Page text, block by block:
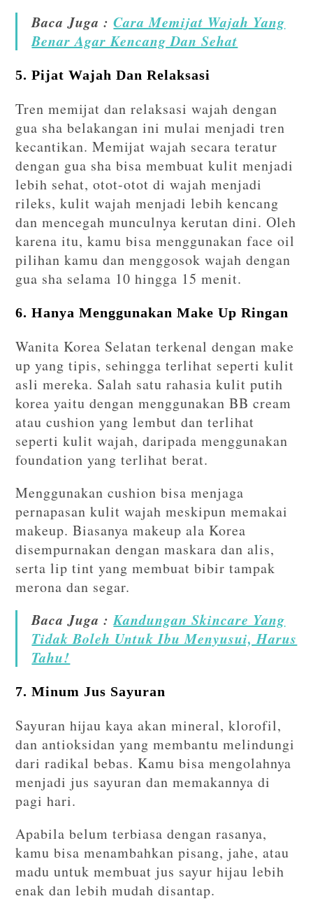
Baca Juga :Cara Memijat Wajah Yang
Benar Agar Kencang Dan Sehat
5. Pijat Wajah Dan Relaksasi
Tren memijat dan relaksasi wajah dengan
gua sha belakangan ini mulai menjadi tren
kecantikan. Memijat wajah secara teratur
dengan gua sha bisa membuat kulit menjadi
lebih sehat, otot-otot di wajah menjadi
rileks, kulit wajah menjadi lebih kencang
dan mencegah munculnya kerutan dini. Oleh
karena itu, kamu bisa menggunakan face oil
pilihan kamu dan menggosok wajah dengan
gua sha selama 10 hingga 15 menit.
6. Hanya Menggunakan Make Up Ringan
Wanita Korea Selatan terkenal dengan make
up yang tipis, sehingga terlihat seperti kulit
asli mereka. Salah satu rahasia kulit putih
korea yaitu dengan menggunakan BB cream
atau cushion yang lembut dan terlihat
seperti kulit wajah, daripada menggunakan
foundation yang terlihat berat.
Menggunakan cushion bisa menjaga
pernapasan kulit wajah meskipun memakai
makeup. Biasanya makeup ala Korea
disempurnakan dengan maskara dan alis,
serta lip tint yang membuat bibir tampak
merona dan segar.
Baca Juga :Kandungan Skincare Yang
Tidak Boleh Untuk Ibu Menyusui, Harus
Tahu!
7. Minum Jus Sayuran
Sayuran hijau kaya akan mineral, klorofil,
dan antioksidan yang membantu melindungi
dari radikal bebas. Kamu bisa mengolahnya
menjadi jus sayuran dan memakannya di
pagi hari.
Apabila belum terbiasa dengan rasanya,
kamu bisa menambahkan pisang, jahe, atau
madu untuk membuat jus sayur hijau lebih
enak dan lebih mudah disantap.